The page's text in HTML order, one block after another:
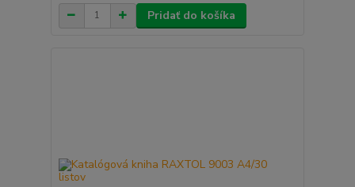
Pridať do košíka